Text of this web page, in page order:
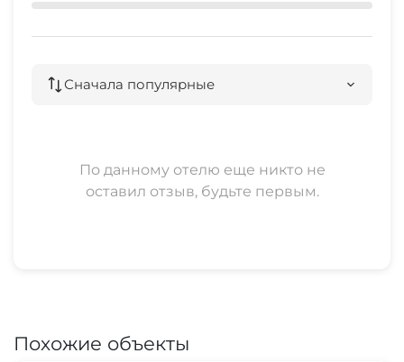
Библиотека
Детская игровая площадка
Сначала популярные
По данному отелю еще никто не
оставил отзыв, будьте первым.
Похожие объекты